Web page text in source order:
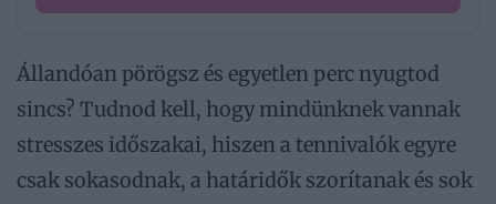
Állandóan pörögsz és egyetlen perc nyugtod
sincs? Tudnod kell, hogy mindünknek vannak
stresszes időszakai, hiszen a tennivalók egyre
csak sokasodnak, a határidők szorítanak és sok